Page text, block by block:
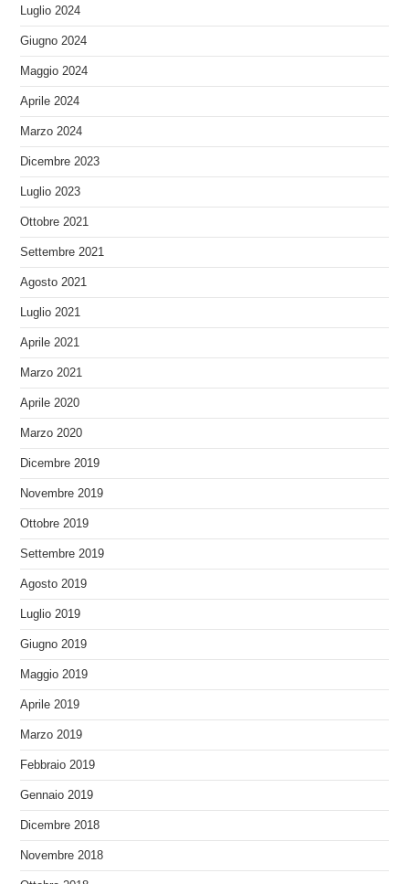
Luglio 2024
Giugno 2024
Maggio 2024
Aprile 2024
Marzo 2024
Dicembre 2023
Luglio 2023
Ottobre 2021
Settembre 2021
Agosto 2021
Luglio 2021
Aprile 2021
Marzo 2021
Aprile 2020
Marzo 2020
Dicembre 2019
Novembre 2019
Ottobre 2019
Settembre 2019
Agosto 2019
Luglio 2019
Giugno 2019
Maggio 2019
Aprile 2019
Marzo 2019
Febbraio 2019
Gennaio 2019
Dicembre 2018
Novembre 2018